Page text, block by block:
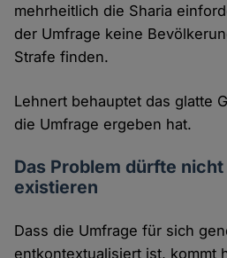
mehrheitlich die Sharia
der Umfrage keine
Strafe finden.
Lehnert behauptet das glatte
die Umfrage ergeben hat.
Das Problem dürfte
existieren
Dass die Umfrage für sich
entkontextualisiert ist, kommt